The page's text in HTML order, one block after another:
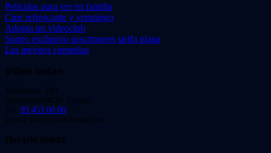
Películas para ver en familia
Cine refrescante y veraniego
Adopta un videoclub
Sorteo exclusivo suscriptores tarifa plana
Las mejores comedias
Video Instan
Viladomat, 239
Barcelona 08029. España.
Tel: 93 453 00 00
Email: info@videoinstan.net
Horario tienda